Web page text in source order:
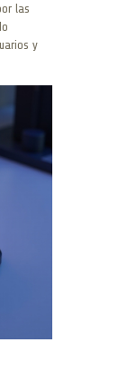
las
y